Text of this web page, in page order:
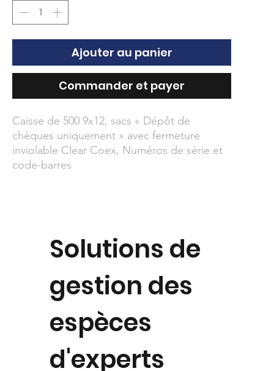
Ajouter au panier
Commander et payer
Caisse de 500 9x12, sacs « Dépôt de
chèques uniquement » avec fermeture
inviolable Clear Coex, Numéros de série et
code-barres
Solutions de
gestion des
espèces
d'experts